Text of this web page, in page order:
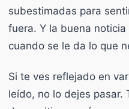
subestimadas para
fuera. Y la buena
cuando se le da lo que
Si te ves reflejado en
leído, no lo dejes pasar.